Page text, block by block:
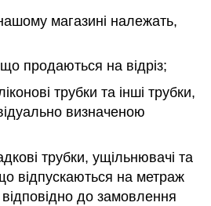
магазині належать,
продаються на відріз;
трубки та інші трубки,
визначеною
трубки, ущільнювачі та
відпускаються на метраж
до замовлення